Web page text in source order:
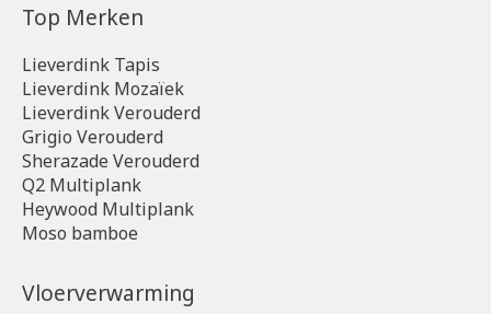
Top Merken
Lieverdink Tapis
Lieverdink Mozaïek
Lieverdink Verouderd
Grigio Verouderd
Sherazade Verouderd
Q2 Multiplank
Heywood Multiplank
Moso bamboe
Vloerverwarming